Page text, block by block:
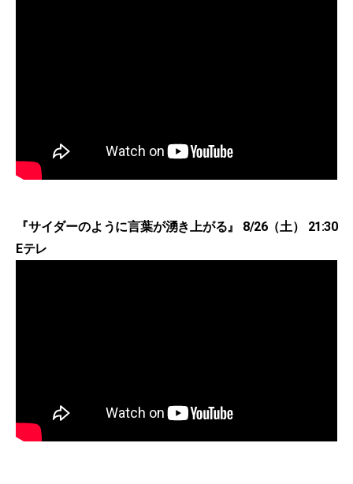
『サイダーのように言葉が湧き上がる』 8/26（土） 21:30
Eテレ